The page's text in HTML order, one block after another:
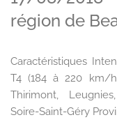
région de
Caractéristiques
T4 (184 à 220 km/
Thirimont,
Soire-Saint-Géry